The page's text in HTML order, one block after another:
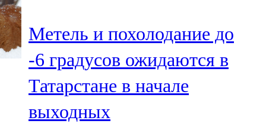
104,7 FM
Олы Әтнә
71,42 FM
Сарман
Метель и похолодание до
-6 градусов ожидаются в
Татарстане в начале
выходных